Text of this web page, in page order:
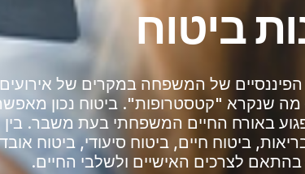
ביטוח
של המשפחה במקרים של אירועים
– מה שנקרא "קטסטרופות". ביטוח נכון
באורח החיים המשפחתי בעת משבר. בין
ביטוח חיים, ביטוח סיעודי, ביטוח
בהתאם לצרכים האישיים ולשלבי החיים.